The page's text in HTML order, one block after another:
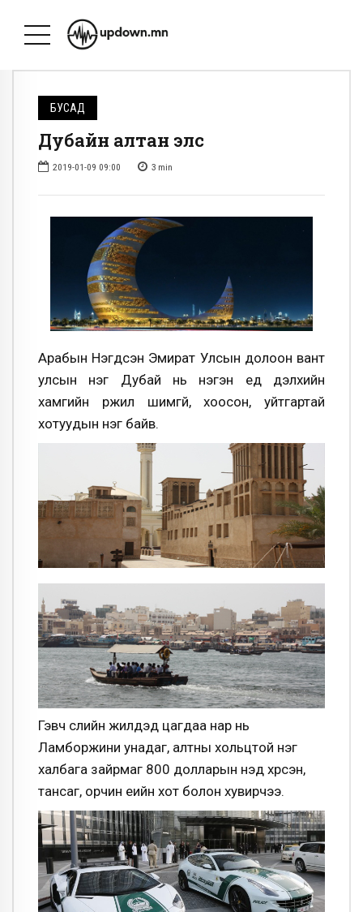
БУСАД
Дубайн алтан элс
2019-01-09 09:00 3 min
Арабын Нэгдсэн Эмират Улсын долоон вант
улсын нэг Дубай нь нэгэн үед дэлхийн
хамгийн үржил шимгүй, хоосон, уйтгартай
хотуудын нэг байв.
Гэвч сүүлийн жилүүдэд цагдаа нар нь
Ламборжини унадаг, алтны хольцтой нэг
халбага зайрмаг 800 долларын үнэд хүрсэн,
тансаг, орчин үеийн хот болон хувирчээ.